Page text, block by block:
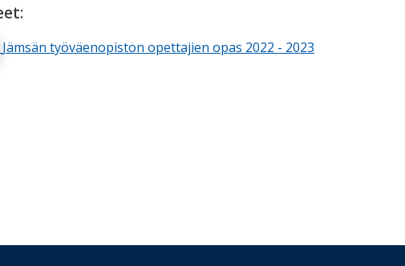
Jämsän työväenopiston opettajien opas 2022 - 2023